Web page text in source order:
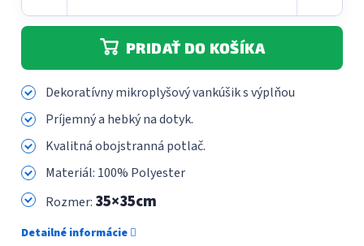
PRIDAŤ DO KOŠÍKA
Dekoratívny mikroplyšový vankúšik s výplňou
Príjemný a hebký na dotyk.
Kvalitná obojstranná potlač.
Materiál: 100% Polyester
Rozmer: 35×35cm
Detailné informácie